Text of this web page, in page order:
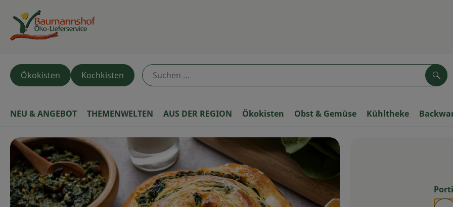
Ökokisten Kochkisten
NEU & ANGEBOT THEMENWELTEN AUS DER REGION Ökokisten Obst & Gemüse Kühltheke